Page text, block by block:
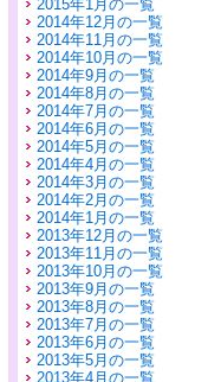
2015年1月の一覧
2014年12月の一覧
2014年11月の一覧
2014年10月の一覧
2014年9月の一覧
2014年8月の一覧
2014年7月の一覧
2014年6月の一覧
2014年5月の一覧
2014年4月の一覧
2014年3月の一覧
2014年2月の一覧
2014年1月の一覧
2013年12月の一覧
2013年11月の一覧
2013年10月の一覧
2013年9月の一覧
2013年8月の一覧
2013年7月の一覧
2013年6月の一覧
2013年5月の一覧
2013年4月の一覧